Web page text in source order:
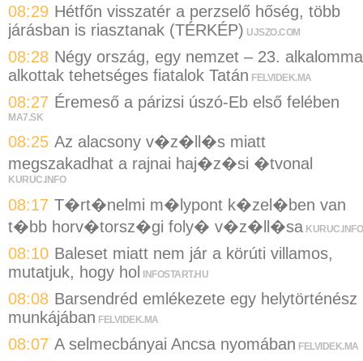
08:29 Hétfőn visszatér a perzselő hőség, több
járásban is riasztanak (TÉRKÉP) UJSZO.COM
08:28 Négy ország, egy nemzet – 23.
alkottak tehetséges fiatalok Tatán FELVIDEK.MA
08:27 Éremeső a párizsi úszó-Eb első felében
MA7.SK
08:25 Az alacsony v�z�ll�s miatt
megszakadhat a rajnai haj�z�si �tvonal
KURUC.INFO
08:17 T�rt�nelmi m�lypont k�zel�ben van
t�bb horv�torsz�gi foly� v�z�ll�sa KURUC.INFO
08:10 Baleset miatt nem jár a körúti villamos,
mutatjuk, hogy hol
INFOSTART.HU
08:08 Barsendréd emlékezete egy helytörténész
munkájában FELVIDEK.MA
08:07 A selmecbányai Ancsa nyomában FELVIDEK.MA